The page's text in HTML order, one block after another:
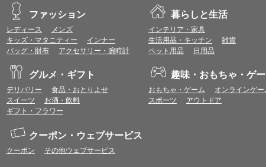
一部対象外となるサービスがあります。
ワールドプレゼントのお問合せの際は各ショップが発行する注文番号等が必要
に届く注文番号等の記載のあるメールを必ず保管してください。
各ショップのアプリ上で購入した場合はポイントUPの対象外となります。
※ご利用のOSバージョンやセキュリティソフトにより、自動的にショップアプ
お気に入りショップについて
お気に入りに登録すると、以降、ショップ詳細ページ（ポイント付与条件確認
ら直接ショップサイトへアクセスすることができます。
お気に入りに登録したショップは、トップページ等の画面左側のお気に入りシ
（一部画面では表示されない場合があります。）
お気に入りショップからショップサイトへアクセスする場合、
で、予めご注意ください。なお、各ショップの注意事項は、お気に入りショッ
ファッション
レディース
メンズ
キッズ・マタニティー
インナー
バッグ・財布
アクセサリー・腕時計
暮らしと生活
インテリア・家具
生活用品・キッチン
雑貨
ペット用品
日用品
グルメ・ギフト
デリバリー
食品・おとりよせ
スイーツ
お酒・飲料
ギフト・フラワー
趣味・おもちゃ・ゲ
おもちゃ・ゲーム
オンラインゲー
スポーツ
アウトドア
クーポン・ウェブサービス
クーポン その他ウェブサービス